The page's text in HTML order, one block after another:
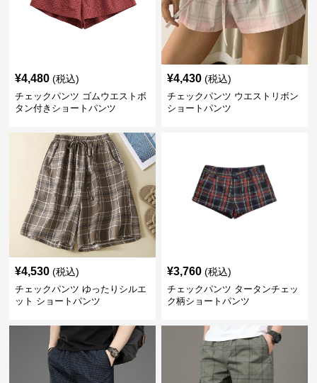
¥4,480 (税込)
チェックパンツ ゴムウエストボ
タン付きショートパンツ
¥4,430 (税込)
チェックパンツ ウエストリボン
ショートパンツ
¥4,530 (税込)
チェックパンツ ゆったりシルエ
ット ショートパンツ
¥3,760 (税込)
チェックパンツ タータンチェッ
ク柄ショートパンツ